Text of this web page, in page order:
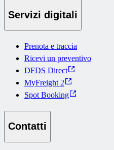
Servizi digitali
Prenota e traccia
Ricevi un preventivo
DFDS Direct
MyFreight 2
Spot Booking
Contatti